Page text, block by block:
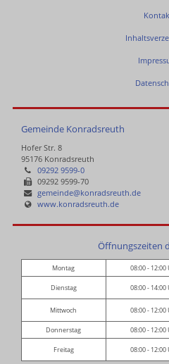
Gemeinde Konradsreuth
Hofer Str. 8
95176 Konradsreuth
09292 9599-0
09292 9599-70
gemeinde@konradsreuth.de
www.konradsreuth.de
Öffnungszeiten
Montag 08:00 - 12:00
Dienstag 08:00 - 14:00
Mittwoch 08:00 - 12:00
Donnerstag 08:00 - 12:00
Freitag 08:00 - 12:00